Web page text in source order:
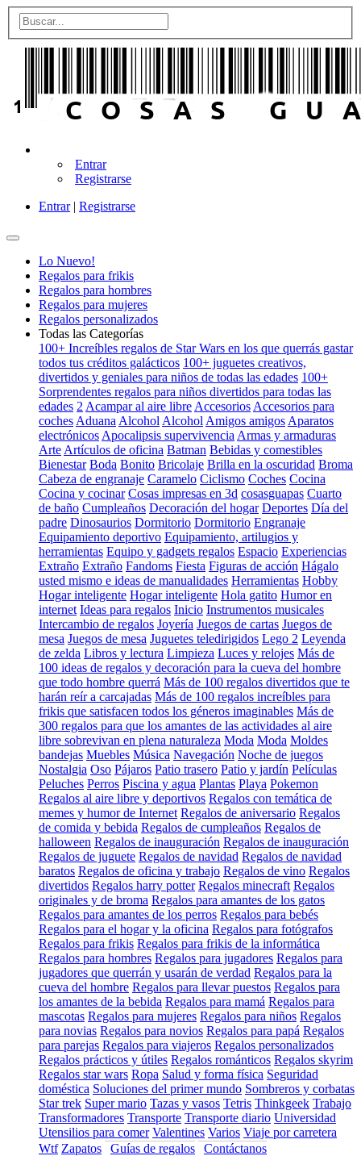
Entrar
Registrarse
Entrar| Registrarse
Lo Nuevo!
Regalos para frikis
Regalos para hombres
Regalos para mujeres
Regalos personalizados
Todas las Categorías
100+ Increíbles regalos de Star Wars en los que querrás gastar
todos tus créditos galácticos 100+ juguetes creativos,
divertidos y geniales para niños de todas las edades 100+
Sorprendentes regalos para niños divertidos para todas las
edades 2 Acampar al aire libre Accesorios Accesorios para
coches Aduana Alcohol Alcohol Amigos amigos Aparatos
electrónicos Apocalipsis supervivencia Armas y armaduras
Arte Artículos de oficina Batman Bebidas y comestibles
Bienestar Boda Bonito Bricolaje Brilla en la oscuridad Broma
Cabeza de engranaje Caramelo Ciclismo Coches Cocina
Cocina y cocinar Cosas impresas en 3d cosasguapas Cuarto
de baño Cumpleaños Decoración del hogar Deportes Día del
padre Dinosaurios Dormitorio Dormitorio Engranaje
Equipamiento deportivo Equipamiento, artilugios y
herramientas Equipo y gadgets regalos Espacio Experiencias
Extraño Extraño Fandoms Fiesta Figuras de acción Hágalo
usted mismo e ideas de manualidades Herramientas Hobby
Hogar inteligente Hogar inteligente Hola gatito Humor en
internet Ideas para regalos Inicio Instrumentos musicales
Intercambio de regalos Joyería Juegos de cartas Juegos de
mesa Juegos de mesa Juguetes teledirigidos Lego 2 Leyenda
de zelda Libros y lectura Limpieza Luces y relojes Más de
100 ideas de regalos y decoración para la cueva del hombre
que todo hombre querrá Más de 100 regalos divertidos que te
harán reír a carcajadas Más de 100 regalos increíbles para
frikis que satisfacen todos los géneros imaginables Más de
300 regalos para que los amantes de las actividades al aire
libre sobrevivan en plena naturaleza Moda Moda Moldes
bandejas Muebles Música Navegación Noche de juegos
Nostalgia Oso Pájaros Patio trasero Patio y jardín Películas
Peluches Perros Piscina y agua Plantas Playa Pokemon
Regalos al aire libre y deportivos Regalos con temática de
memes y humor de Internet Regalos de aniversario Regalos
de comida y bebida Regalos de cumpleaños Regalos de
halloween Regalos de inauguración Regalos de inauguración
Regalos de juguete Regalos de navidad Regalos de navidad
baratos Regalos de oficina y trabajo Regalos de vino Regalos
divertidos Regalos harry potter Regalos minecraft Regalos
originales y de broma Regalos para amantes de los gatos
Regalos para amantes de los perros Regalos para bebés
Regalos para el hogar y la oficina Regalos para fotógrafos
Regalos para frikis Regalos para frikis de la informática
Regalos para hombres Regalos para jugadores Regalos para
jugadores que querrán y usarán de verdad Regalos para la
cueva del hombre Regalos para llevar puestos Regalos para
los amantes de la bebida Regalos para mamá Regalos para
mascotas Regalos para mujeres Regalos para niños Regalos
para novias Regalos para novios Regalos para papá Regalos
para parejas Regalos para viajeros Regalos personalizados
Regalos prácticos y útiles Regalos románticos Regalos skyrim
Regalos star wars Ropa Salud y forma física Seguridad
doméstica Soluciones del primer mundo Sombreros y corbatas
Star trek Super mario Tazas y vasos Tetris Thinkgeek Trabajo
Transformadores Transporte Transporte diario Universidad
Utensilios para comer Valentines Varios Viaje por carretera
Wtf Zapatos Guías de regalos Contáctanos